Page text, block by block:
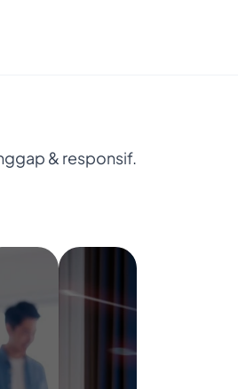
& responsif.